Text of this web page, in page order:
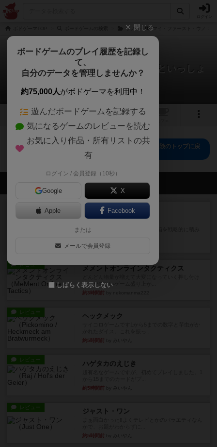
ウノ マイ・ファースト・ウノ：ド
マイ・ファースト・ウノ：ドーラといっしょ
に大冒険
0件の戦略やコツ
1
マイ・ファースト・ウノ：ドーラといっしょに大冒険のトップに戻
会員の新しい投稿
ルール/インスト
画像付き 充実
マーケットフレッシュ
目的あなたの店先に農産物の木箱を戦略的に積み
約3時間前by jurong
レビュー メメントオンラインタクティクス
合いが楽しいゲーム盛り上が...
約3時間前
レビュー ヘックメック
約5時間前
レビュー ハゲタカのえじき
約5時間前
レビュー ジャスト・ワン
約5時間前
閉じる
ボードゲームのプレイ履歴を記録し
て、
自分のデータを管理しませんか？
約75,000人がボドゲーマを利用中！
遊んだボードゲームを記録する
気になるゲームのレビューを読む
お気に入り作品・所有リストの共
有
ログイン / 会員登録（10秒）
Google X
Apple Facebook
または
メールで会員登録
しばらく表示しない